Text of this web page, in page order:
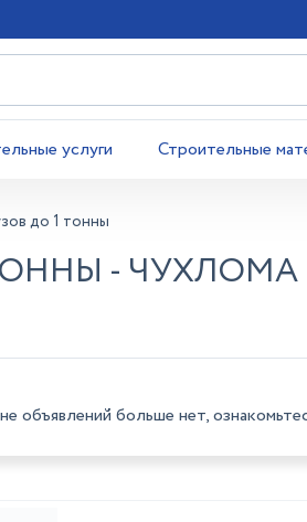
услуги Строительные
до 1 тонны
- ЧУХЛОМА
объявлений больше нет,